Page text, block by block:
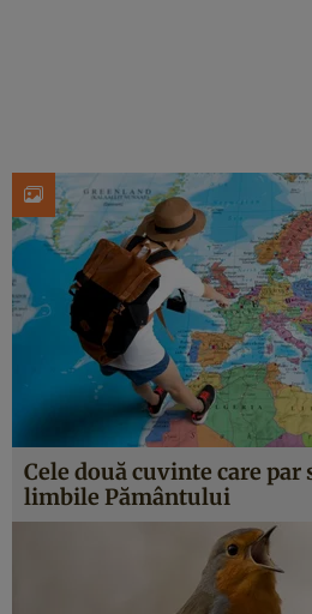
Cele două cuvinte care par
limbile Pământului